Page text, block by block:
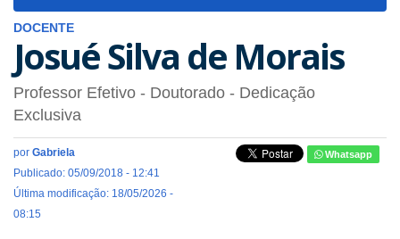
DOCENTE
Josué Silva de Morais
Professor Efetivo - Doutorado - Dedicação
Exclusiva
por Gabriela
Publicado: 05/09/2018 - 12:41
Última modificação: 18/05/2026 -
08:15
Whatsapp